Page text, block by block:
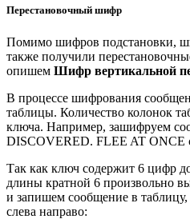
Перестановочный шифр
Помимо шифров подстановки,
также получили
опишем Шифр вертикальной
В процессе шифрования
таблицы. Количество колонок
ключа. Например, зашифруем
DISCOVERED. FLEE AT ONCE
Так как ключ содержит 6 цифр
длины кратной 6 произвольно
и запишем сообщение в
слева направо: